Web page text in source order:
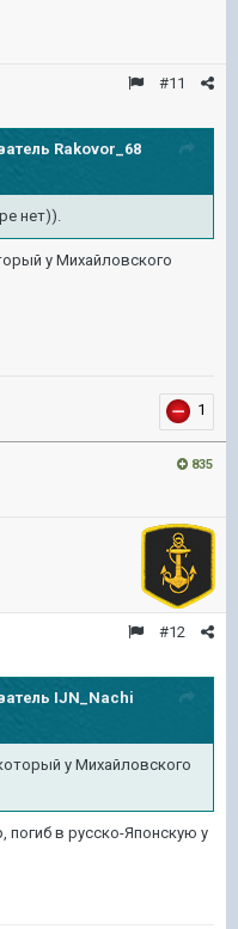
#11
Rakovor_68
нет)).
у Михайловского
1
835
#12
IJN_Nachi
у Михайловского
в русско-Японскую у